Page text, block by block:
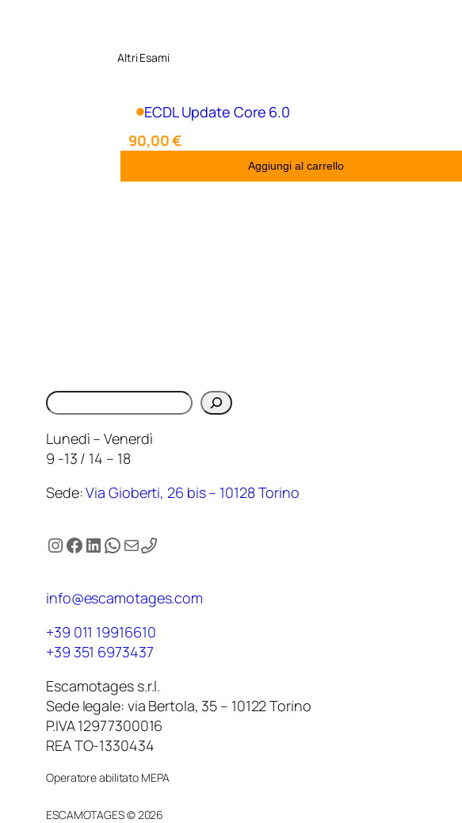
Altri Esami
ECDL Update Core 6.0
90,00€
Aggiungi al carrello
Cerca
Lunedì – Venerdì
9 -13 / 14 – 18
Sede:Via Gioberti, 26 bis – 10128 Torino
Instagram
Facebook
LinkedIn
WhatsApp
Email
info@escamotages.com
+39 011 19916610
+39 351 6973437
Escamotages s.r.l.
Sede legale: via Bertola, 35 – 10122 Torino
P.IVA 12977300016
REA TO-1330434
Operatore abilitato MEPA
ESCAMOTAGES © 2026